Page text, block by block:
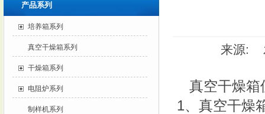
来源:
真空干燥箱
1、真空干燥
产品系列
培养箱系列
真空干燥箱系列
干燥箱系列
电阻炉系列
制样机系列